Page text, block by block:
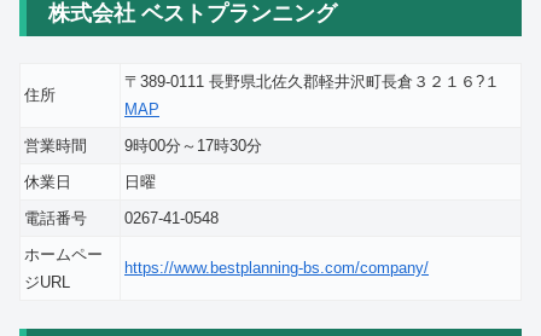
株式会社 ベストプランニング
住所
〒389-0111 長野県北佐久郡軽井沢町長倉３２１６?１
MAP
営業時間
9時00分～17時30分
休業日
日曜
電話番号
0267-41-0548
ホームペー
ジURL
https://www.bestplanning-bs.com/company/